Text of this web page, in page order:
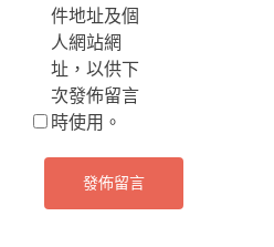
件地址及個
人網站網
址，以供下
次發佈留言
時使用。